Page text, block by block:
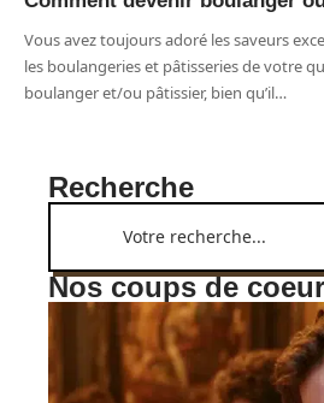
Vous avez toujours adoré les saveurs
les boulangeries et pâtisseries de votre
boulanger et/ou pâtissier, bien qu’il…
Recherche
Nos coups de coeur